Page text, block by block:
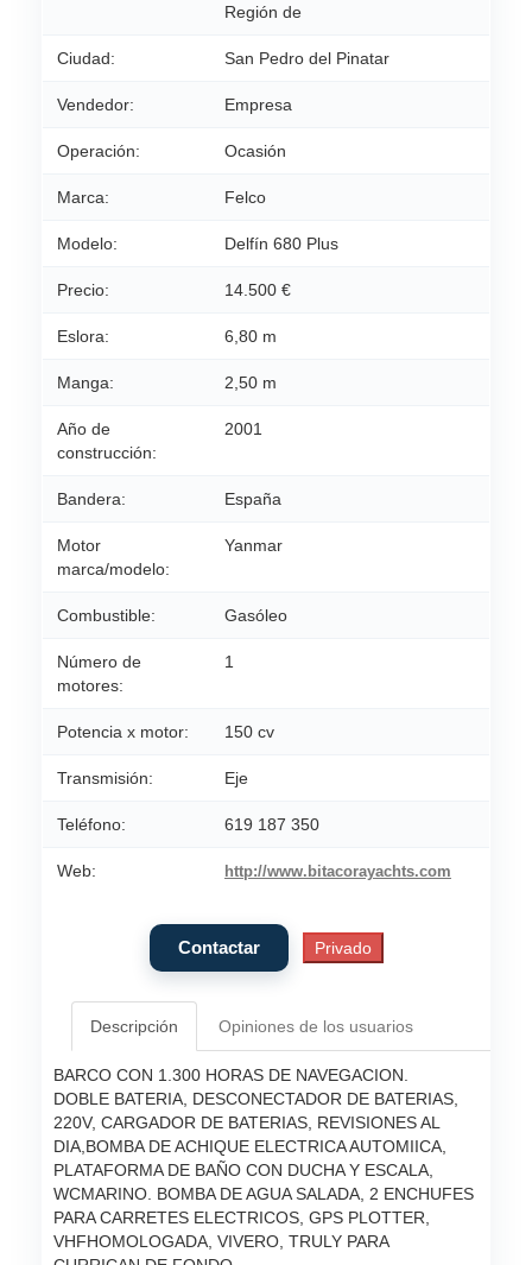
Región de
Ciudad: San Pedro del Pinatar
Vendedor: Empresa
Operación: Ocasión
Marca: Felco
Modelo: Delfín 680 Plus
Precio: 14.500 €
Eslora: 6,80 m
Manga: 2,50 m
Año de
construcción:
2001
Bandera: España
Motor
marca/modelo:
Yanmar
Combustible: Gasóleo
Número de
motores:
1
Potencia x motor: 150 cv
Transmisión: Eje
Teléfono: 619 187 350
Web: http://www.bitacorayachts.com
Descripción Opiniones de los usuarios
BARCO CON 1.300 HORAS DE NAVEGACION.
DOBLE BATERIA, DESCONECTADOR DE BATERIAS,
220V, CARGADOR DE BATERIAS, REVISIONES AL
DIA,BOMBA DE ACHIQUE ELECTRICA AUTOMIICA,
PLATAFORMA DE BAÑO CON DUCHA Y ESCALA,
WCMARINO. BOMBA DE AGUA SALADA, 2 ENCHUFES
PARA CARRETES ELECTRICOS, GPS PLOTTER,
VHFHOMOLOGADA, VIVERO, TRULY PARA